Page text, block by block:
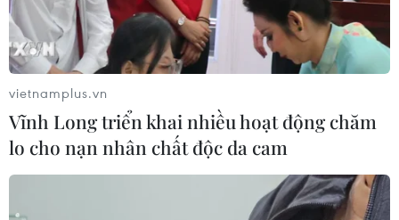
người hơn."
vietnamplus.vn
Vĩnh Long triển khai nhiều hoạt động chăm
lo cho nạn nhân chất độc da cam